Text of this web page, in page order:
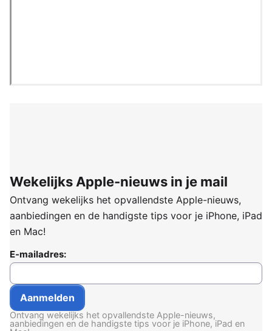
Wekelijks Apple-nieuws in je mail
Ontvang wekelijks het opvallendste Apple-nieuws,
aanbiedingen en de handigste tips voor je iPhone, iPad
en Mac!
E-mailadres:
Ontvang wekelijks het opvallendste Apple-nieuws,
aanbiedingen en de handigste tips voor je iPhone, iPad en